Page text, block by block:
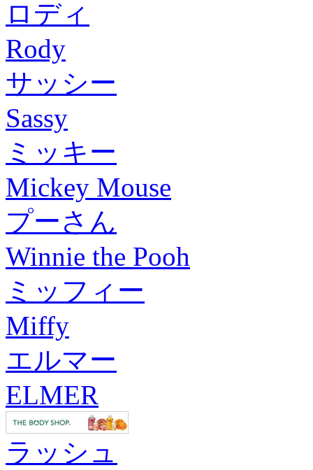
ロディ
Rody
サッシー
Sassy
ミッキー
Mickey Mouse
プーさん
Winnie the Pooh
ミッフィー
Miffy
エルマー
ELMER
ラッシュ